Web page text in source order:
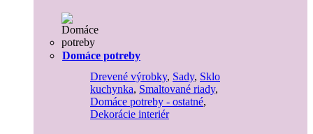
Domáce potreby
Drevené výrobky, Sady, Sklo
kuchynka, Smaltované riady,
Domáce potreby - ostatné,
Dekorácie interiér